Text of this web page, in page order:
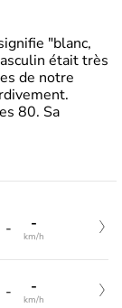
"blanc,
était très
de notre
80. Sa
- -
km/h
- -
km/h